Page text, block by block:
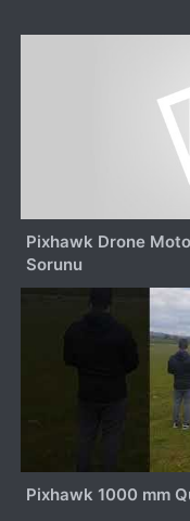
Pixhawk Drone
Sorunu
Pixhawk 1000 mm